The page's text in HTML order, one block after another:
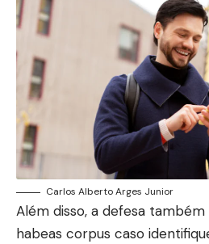
Carlos Alberto Arges Junior
Além disso, a defesa
habeas corpus caso